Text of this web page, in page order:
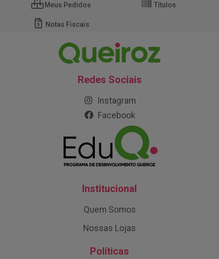
Meus Pedidos Títulos
Notas Fiscais
Redes Sociais
Instagram
Facebook
Institucional
Quem Somos
Nossas Lojas
Políticas